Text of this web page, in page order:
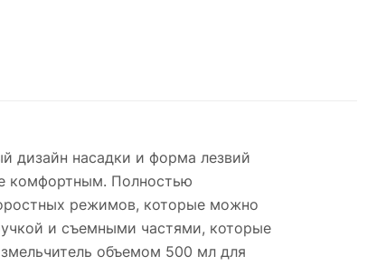
дизайн насадки и форма лезвий
комфортным. Полностью
режимов, которые можно
и съемными частями, которые
объемом 500 мл для